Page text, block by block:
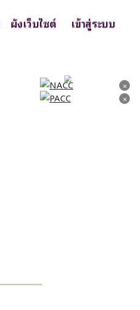
×
×
ผังเว็บไซต์ เข้าสู่ระบบ